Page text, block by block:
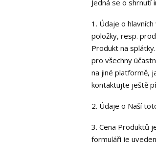
Jedná se o shrnutí
1. Údaje o
položky, resp.
Produkt na
pro všechny
na jiné platformě,
kontaktujte ještě
2. Údaje o Naší
3. Cena Produktů
formuláři je